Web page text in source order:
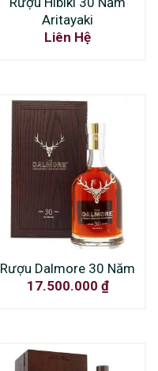
Aritayaki
Liên Hệ
Rượu Dalmore 30 Năm
17.500.000 ₫